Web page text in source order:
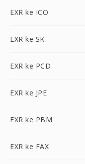
EXR ke ICO
EXR ke SK
EXR ke PCD
EXR ke JPE
EXR ke PBM
EXR ke FAX